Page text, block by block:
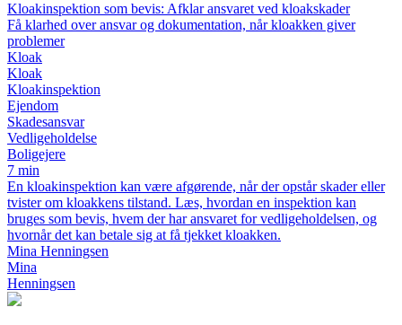
Kloakinspektion som bevis: Afklar ansvaret ved kloakskader
Få klarhed over ansvar og dokumentation, når kloakken giver
problemer
Kloak
Kloak
Kloakinspektion
Ejendom
Skadesansvar
Vedligeholdelse
Boligejere
7 min
En kloakinspektion kan være afgørende, når der opstår skader eller
tvister om kloakkens tilstand. Læs, hvordan en inspektion kan
bruges som bevis, hvem der har ansvaret for vedligeholdelsen, og
hvornår det kan betale sig at få tjekket kloakken.
Mina Henningsen
Mina
Henningsen